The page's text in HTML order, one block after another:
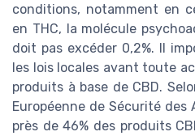
conditions, notamment en
en THC, la molécule
doit pas excéder 0,2%. Il
les lois locales avant toute
produits à base de CBD.
Européenne de Sécurité
près de 46% des produits